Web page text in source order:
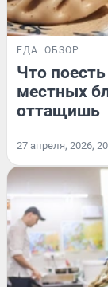
ЕДА ОБЗОР
Что поесть
местных
оттащишь
27 апреля, 2026,